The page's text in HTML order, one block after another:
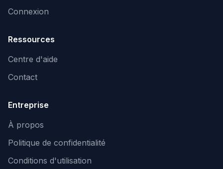
Connexion
Ressources
Centre d'aide
Contact
Entreprise
À propos
Politique de confidentialité
Conditions d'utilisation